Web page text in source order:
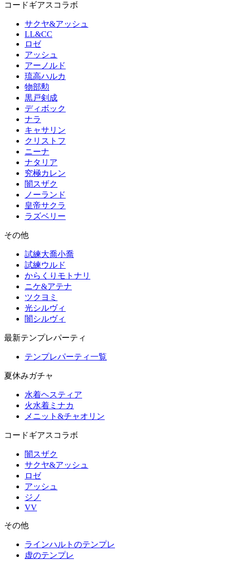
コードギアスコラボ
サクヤ&アッシュ
LL&CC
ロゼ
アッシュ
アーノルド
琉高ハルカ
物部勲
黒戸剣成
ディボック
ナラ
キャサリン
クリストフ
ニーナ
ナタリア
究極カレン
闇スザク
ノーランド
皇帝サクラ
ラズベリー
その他
試練大喬小喬
試練ウルド
からくりモトナリ
ニケ&アテナ
ツクヨミ
光シルヴィ
闇シルヴィ
最新テンプレパーティ
テンプレパーティ一覧
夏休みガチャ
水着ヘスティア
火水着ミナカ
メニット&チャオリン
コードギアスコラボ
闇スザク
サクヤ&アッシュ
ロゼ
アッシュ
ジノ
VV
その他
ラインハルトのテンプレ
虚のテンプレ